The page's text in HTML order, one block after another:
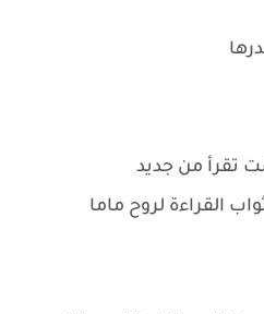
تقرأ من جديد
القراءة لروح ماما